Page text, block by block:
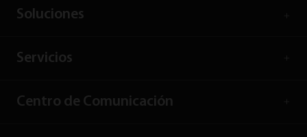
Soluciones
Servicios
Centro de Comunicación